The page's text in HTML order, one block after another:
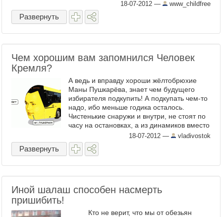
18-07-2012 — www_childfree
Развернуть
Чем хорошим вам запомнился Человек
Кремля?
А ведь и вправду хороши жёлтобрюхие
Маны Пушкарёва, знает чем будущего
избирателя подкупить! А подкупать чем-то
надо, ибо меньше годика осталось.
Чистенькие снаружи и внутри, не стоят по
часу на остановках, а из динамиков вместо
доставшего всех ...18-07-2012 — vladivostok
Развернуть
Иной шалаш способен насмерть
пришибить!
Кто не верит, что мы от обезьян